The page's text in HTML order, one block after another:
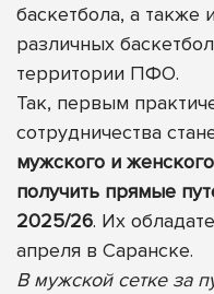
баскетбола, а также
различных
территории ПФО.
Так, первым
сотрудничества
мужского и
получить прямые
2025/26. Их
апреля в Саранске.
В мужской сетке за